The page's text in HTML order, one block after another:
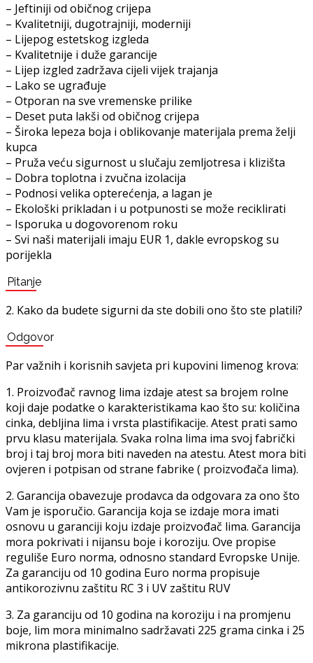
– Jeftiniji od običnog crijepa
– Kvalitetniji, dugotrajniji, moderniji
– Lijepog estetskog izgleda
– Kvalitetnije i duže garancije
– Lijep izgled zadržava cijeli vijek trajanja
– Lako se ugrađuje
– Otporan na sve vremenske prilike
– Deset puta lakši od običnog crijepa
– Široka lepeza boja i oblikovanje materijala prema želji
kupca
– Pruža veću sigurnost u slučaju zemljotresa i klizišta
– Dobra toplotna i zvučna izolacija
– Podnosi velika opterećenja, a lagan je
– Ekološki prikladan i u potpunosti se može reciklirati
– Isporuka u dogovorenom roku
– Svi naši materijali imaju EUR 1, dakle evropskog su
porijekla
Pitanje
2. Kako da budete sigurni da ste dobili ono što ste platili?
Odgovor
Par važnih i korisnih savjeta pri kupovini limenog krova:
1. Proizvođač ravnog lima izdaje atest sa brojem rolne
koji daje podatke o karakteristikama kao što su: količina
cinka, debljina lima i vrsta plastifikacije. Atest prati samo
prvu klasu materijala. Svaka rolna lima ima svoj fabrički
broj i taj broj mora biti naveden na atestu. Atest mora biti
ovjeren i potpisan od strane fabrike ( proizvođača lima).
2. Garancija obavezuje prodavca da odgovara za ono što
Vam je isporučio. Garancija koja se izdaje mora imati
osnovu u garanciji koju izdaje proizvođač lima. Garancija
mora pokrivati i nijansu boje i koroziju. Ove propise
reguliše Euro norma, odnosno standard Evropske Unije.
Za garanciju od 10 godina Euro norma propisuje
antikorozivnu zaštitu RC 3 i UV zaštitu RUV
3. Za garanciju od 10 godina na koroziju i na promjenu
boje, lim mora minimalno sadržavati 225 grama cinka i 25
mikrona plastifikacije.